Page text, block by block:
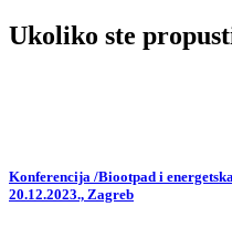
Ukoliko ste
Konferencija /Biootpad i
20.12.2023., Zagreb